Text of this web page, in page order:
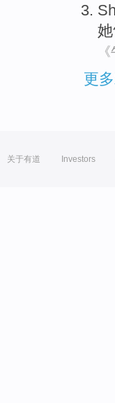
她
更
关于有道 Investors